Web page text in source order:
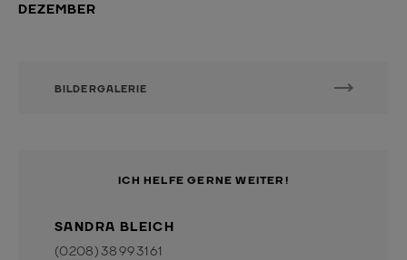
DEZEMBER
BILDERGALERIE
ICH HELFE GERNE WEITER!
SANDRA BLEICH
(0208) 38 99 31 61